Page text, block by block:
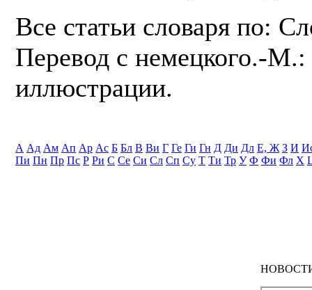
Все статьи словаря по:
Перевод с немецкого.-
иллюстрации.
А Ад Ам Ап Ар Ас Б Бл В Ви Г Ге Ги Гн Д Ди Дл Е, Ж З И
Пи Пн Пр Пс Р Ри С Се Си Сл Сп Су Т Ти Тр У Ф Фи Фл Х